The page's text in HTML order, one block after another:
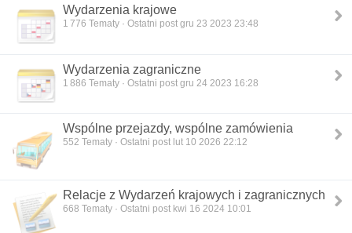
Wydarzenia krajowe
1 776 Tematy · Ostatni post gru 23 2023 23:48
Wydarzenia zagraniczne
1 886 Tematy · Ostatni post gru 24 2023 16:28
Wspólne przejazdy, wspólne zamówienia
552 Tematy · Ostatni post lut 10 2026 22:12
Relacje z Wydarzeń krajowych i zagranicznych
668 Tematy · Ostatni post kwi 16 2024 10:01